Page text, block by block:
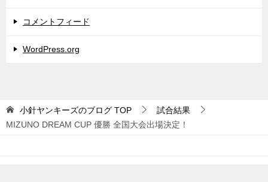
コメントフィード
WordPress.org
小針ヤンキーズのブログ TOP
試合結果
MIZUNO DREAM CUP 優勝 全国大会出場決定！